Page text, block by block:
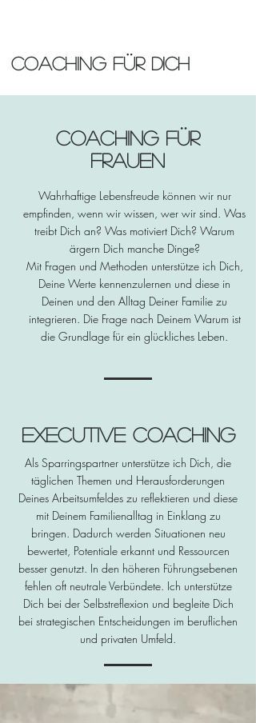
coaching für
FrAUEN
Wahrhaftige Lebensfreude können wir nur
empfinden, wenn wir wissen, wer wir sind. Was
treibt Dich an? Was motiviert Dich? Warum
ärgern Dich manche Dinge?
Mit Fragen und Methoden unterstütze ich Dich,
Deine Werte kennenzulernen und diese in
Deinen und den Alltag Deiner Familie zu
integrieren. Die Frage nach Deinem Warum ist
die Grundlage für ein glückliches Leben.
Executive Coaching
Als Sparringspartner unterstütze ich Dich, die
täglichen Themen und Herausforderungen
Deines Arbeitsumfeldes zu reflektieren und diese
mit Deinem Familienalltag in Einklang zu
bringen. Dadurch werden Situationen neu
bewertet, Potentiale erkannt und Ressourcen
besser genutzt. In den höheren Führungsebenen
fehlen oft neutrale Verbündete. Ich unterstütze
Dich bei der Selbstreflexion und begleite Dich
bei strategischen Entscheidungen im beruflichen
und privaten Umfeld.
Coaching für dich